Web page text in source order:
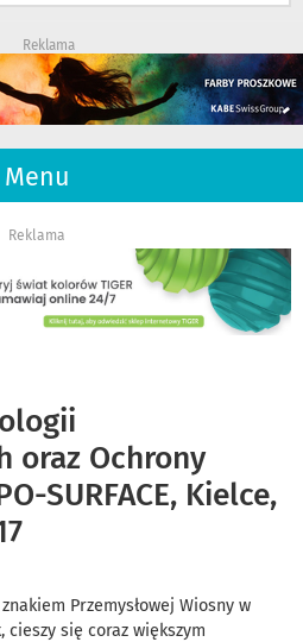
Reklama
Menu
Reklama
oraz Ochrony
SURFACE, Kielce,
Przemysłowej Wiosny w
cieszy się coraz większym